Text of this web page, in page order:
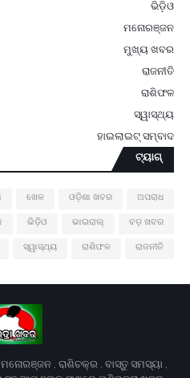
ଭିଡ଼ିଓ
ମନୋରଞ୍ଜନ
ମୁଖ୍ୟ ଖବର
ରାଜନୀତି
ରାଶିଫଳ
ସ୍ୱାସ୍ଥ୍ୟ
ହାଇଲାଇଟ୍ ସମ୍ବାଦ
ଟ୍ୟାଗ୍
ଅପରାଧ
ଓଡ଼ିଶା ଖବର
ଖେଳ
ବଡ଼ ଖବର
ଭାଇରାଲ୍
ଭିଡ଼ିଓ
ରାଜନୀତି
ରାଶିଫଳ
ସ୍ୱାସ୍ଥ୍ୟ
, ରାଶିଚକ୍ର , ବାସ୍ତୁ ସମସ୍ୟା ,